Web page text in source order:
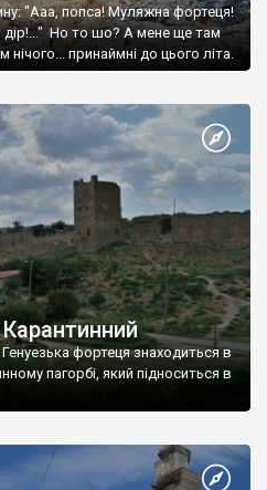
"Ааа, попса! Муляжна фортеця!
дір!..." Но то шо? А мене ще там
принаймні до цього літа.
фортеця знаходиться в
пагорбі, який підноситься в